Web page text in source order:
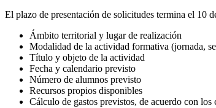
El plazo de presentación de solicitudes termina el 10
Ámbito territorial y lugar de realización
Modalidad de la actividad formativa (jornada,
Título y objeto de la actividad
Fecha y calendario previsto
Número de alumnos previsto
Recursos propios disponibles
Cálculo de gastos previstos, de acuerdo con